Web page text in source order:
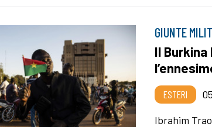
GIUNTE
Il
ESTERI
Ibrahim